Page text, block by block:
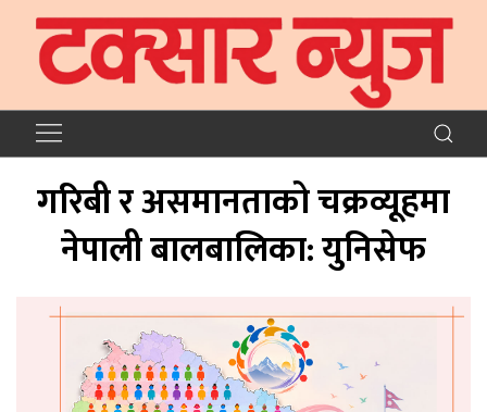
गरिबी र असमानताको चक्रव्यूहमा
नेपाली बालबालिका: युनिसेफ